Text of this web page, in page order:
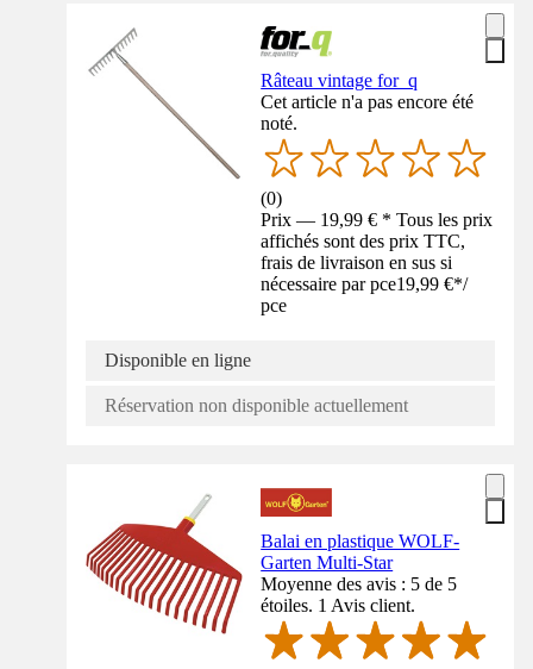
Râteau vintage for_q
Cet article n'a pas encore été
noté.
(0)
Prix — 19,99 € * Tous les prix
affichés sont des prix TTC,
frais de livraison en sus si
nécessaire par pce19,99 €*/
pce
Disponible en ligne
Réservation non disponible actuellement
Balai en plastique WOLF-
Garten Multi-Star
Moyenne des avis : 5 de 5
étoiles. 1 Avis client.